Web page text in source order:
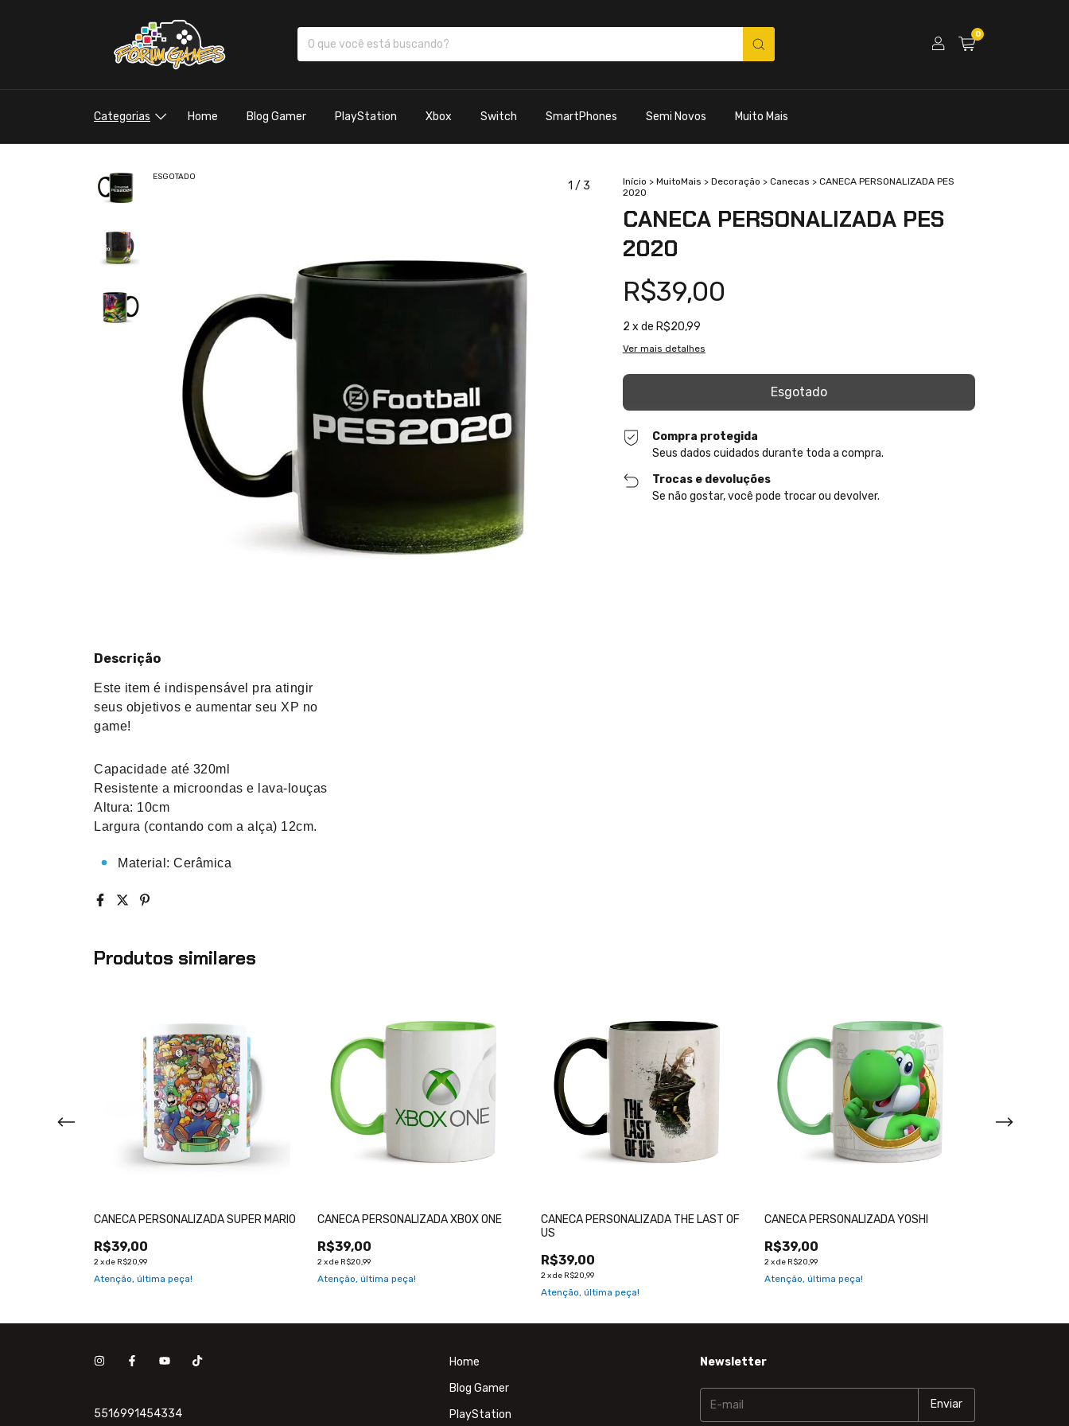
0
Categorias Home Blog Gamer PlayStation Xbox Switch SmartPhones Semi Novos Muito Mais
ESGOTADO
1 / 3 Início > MuitoMais > Decoração > Canecas > CANECA PERSONALIZADA PES
2020
CANECA PERSONALIZADA PES
2020
R$39,00
2 x de R$20,99
Ver mais detalhes
Compra protegida
Seus dados cuidados durante toda a compra.
Trocas e devoluções
Se não gostar, você pode trocar ou devolver.
Descrição
Este item é indispensável pra atingir
seus objetivos e aumentar seu XP no
game!
Capacidade até 320ml
Resistente a microondas e lava-louças
Altura: 10cm
Largura (contando com a alça) 12cm.
Material: Cerâmica
Produtos similares
CANECA PERSONALIZADA SUPER MARIO
R$39,00
2xde R$20,99
Atenção, última peça!
CANECA PERSONALIZADA XBOX ONE
R$39,00
2xde R$20,99
Atenção, última peça!
CANECA PERSONALIZADA THE LAST OF
US
R$39,00
2xde R$20,99
Atenção, última peça!
CANECA PERSONALIZADA YOSHI
R$39,00
2xde R$20,99
Atenção, última peça!
5516991454334
Home
Blog Gamer
PlayStation
Newsletter